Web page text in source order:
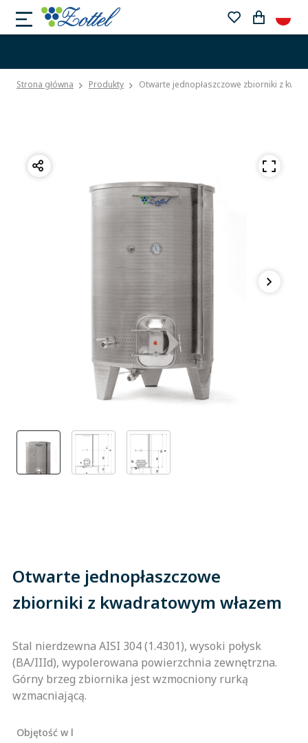
Strona główna Produkty Otwarte jednopłaszczowe zbiorniki z
Otwarte jednopłaszczowe
zbiorniki z kwadratowym włazem
Stal nierdzewna AISI 304 (1.4301), wysoki połysk
(BA/IIId), wypolerowana powierzchnia zewnętrzna.
Górny brzeg zbiornika jest wzmocniony rurką
wzmacniającą.
Objętość w l